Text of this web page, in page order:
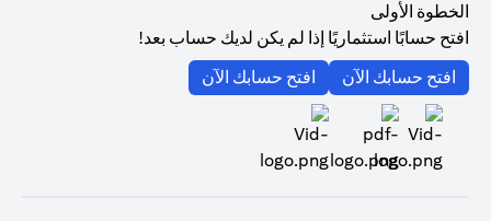
الخطوة الأولى
افتح حسابًا استثماريًا إذا لم يكن لديك حساب بعد!
افتح حسابك الآن
افتح حسابك الآن